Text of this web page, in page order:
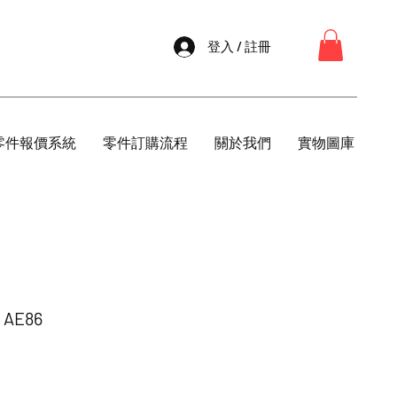
登入 / 註冊
件報價系統 零件訂購流程 關於我們 實物圖庫